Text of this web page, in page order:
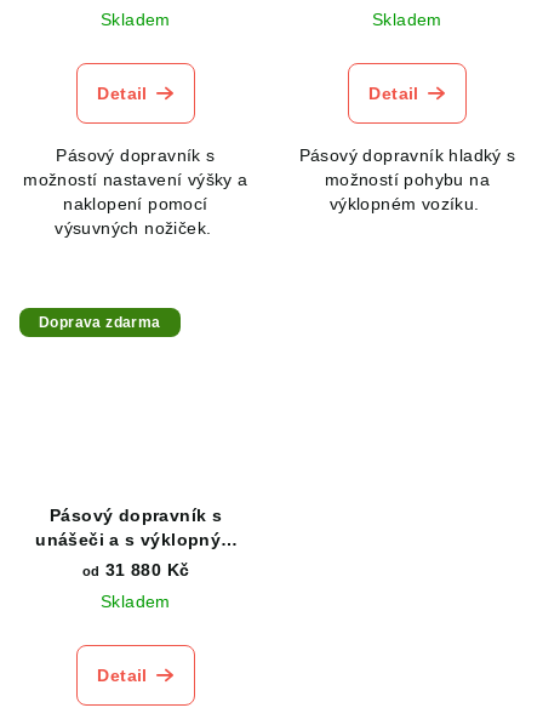
Skladem
Detail
Pásový dopravník s
možností nastavení výšky a
naklopení pomocí
výsuvných nožiček.
Skladem
Detail
Pásový dopravník hladký s
možností pohybu na
výklopném vozíku.
Doprava zdarma
Pásový dopravník s
unášeči a s výklopným
vozíkem
od 31 880 Kč
Skladem
Detail